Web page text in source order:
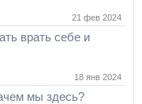
21 фев 2024
врать себе и
18 янв 2024
мы здесь?